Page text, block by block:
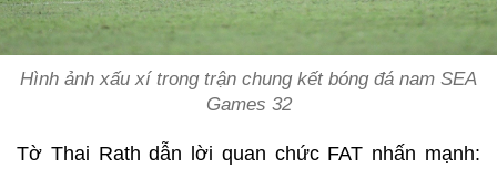
Hình ảnh xấu xí trong trận chung kết bóng đá nam SEA
Games 32
Tờ Thai Rath dẫn lời quan chức FAT nhấn mạnh: